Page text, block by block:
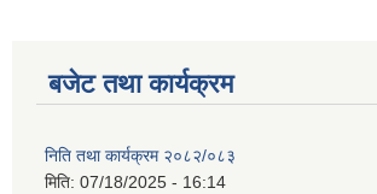
बजेट तथा कार्यक्रम
निति तथा कार्यक्रम २०८२/०८३
मिति: 07/18/2025 - 16:14